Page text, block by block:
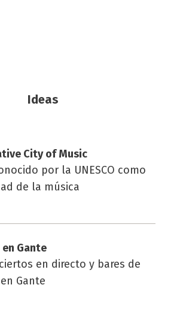
Ideas
City of Music
por la UNESCO como
de la música
en Gan­te
en directo y bares de
Gante